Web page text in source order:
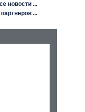
новости ...
...